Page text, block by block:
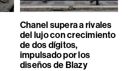
Chanel supera a rivales
del lujo con crecimiento
de dos dígitos,
impulsado por los
diseños de Blazy